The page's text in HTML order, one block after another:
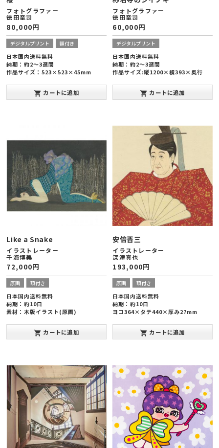
フォトグラファー
徳田竜司
80,000円
デジタルプリント 額付き
日本国内送料無料
納期：約2～3週間
作品サイズ：523×523×45mm
発表年：2018年
shopping_cart カートに追加
フォトグラファー
徳田竜司
60,000円
デジタルプリント
日本国内送料無料
納期：約2～3週間
作品サイズ:縦1200×横393×奥行
インクジェットプリント
発表年：2019年
shopping_cart カートに追加
Like a Snake
イラストレーター
千海博美
72,000円
原画 額付き
日本国内送料無料
納期：約10日
素材：木版イラスト(原画)
み20mm(半切版)
発表年：2013年10月
shopping_cart カートに追加
安倍晋三
イラストレーター
深津真也
193,000円
原画 額付き
日本国内送料無料
納期：約10日
ヨコ364×タテ440×厚み27mm
shopping_cart カートに追加